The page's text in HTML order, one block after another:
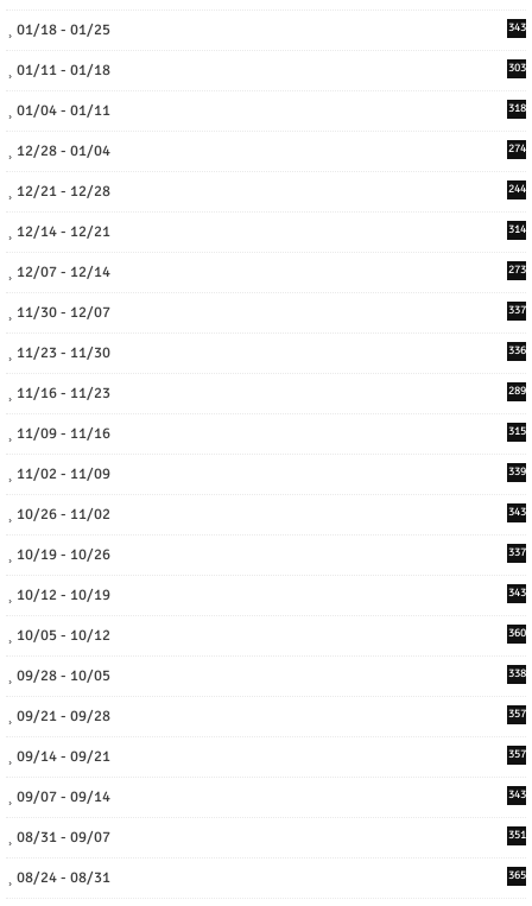
01/18 - 01/25 343
01/11 - 01/18 303
01/04 - 01/11 318
12/28 - 01/04 274
12/21 - 12/28 244
12/14 - 12/21 314
12/07 - 12/14 273
11/30 - 12/07 337
11/23 - 11/30 336
11/16 - 11/23 289
11/09 - 11/16 315
11/02 - 11/09 339
10/26 - 11/02 343
10/19 - 10/26 337
10/12 - 10/19 343
10/05 - 10/12 360
09/28 - 10/05 338
09/21 - 09/28 357
09/14 - 09/21 357
09/07 - 09/14 343
08/31 - 09/07 351
08/24 - 08/31 365